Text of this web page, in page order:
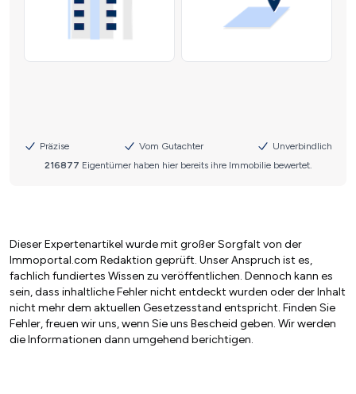
Dieser Expertenartikel wurde mit großer Sorgfalt von der
Immoportal.com Redaktion geprüft. Unser Anspruch ist es,
fachlich fundiertes Wissen zu veröffentlichen. Dennoch kann es
sein, dass inhaltliche Fehler nicht entdeckt wurden oder der Inhalt
nicht mehr dem aktuellen Gesetzesstand entspricht. Finden Sie
Fehler, freuen wir uns, wenn Sie uns Bescheid geben. Wir werden
die Informationen dann umgehend berichtigen.